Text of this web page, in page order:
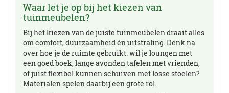
Waar let je op bij het kiezen van
tuinmeubelen?
Bij het kiezen van de juiste tuinmeubelen draait alles
om comfort, duurzaamheid én uitstraling. Denk na
over hoe je de ruimte gebruikt: wil je loungen met
een goed boek, lange avonden tafelen met vrienden,
of juist flexibel kunnen schuiven met losse stoelen?
Materialen spelen daarbij een grote rol.